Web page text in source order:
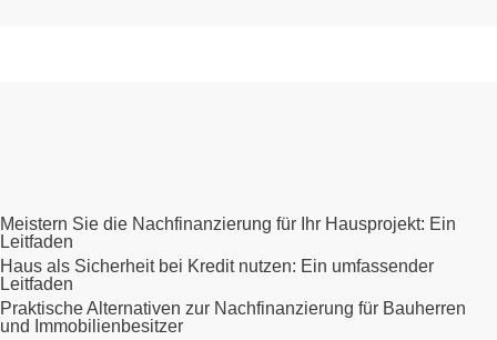
Meistern Sie die Nachfinanzierung für Ihr Hausprojekt: Ein
Leitfaden
Haus als Sicherheit bei Kredit nutzen: Ein umfassender
Leitfaden
Praktische Alternativen zur Nachfinanzierung für Bauherren
und Immobilienbesitzer